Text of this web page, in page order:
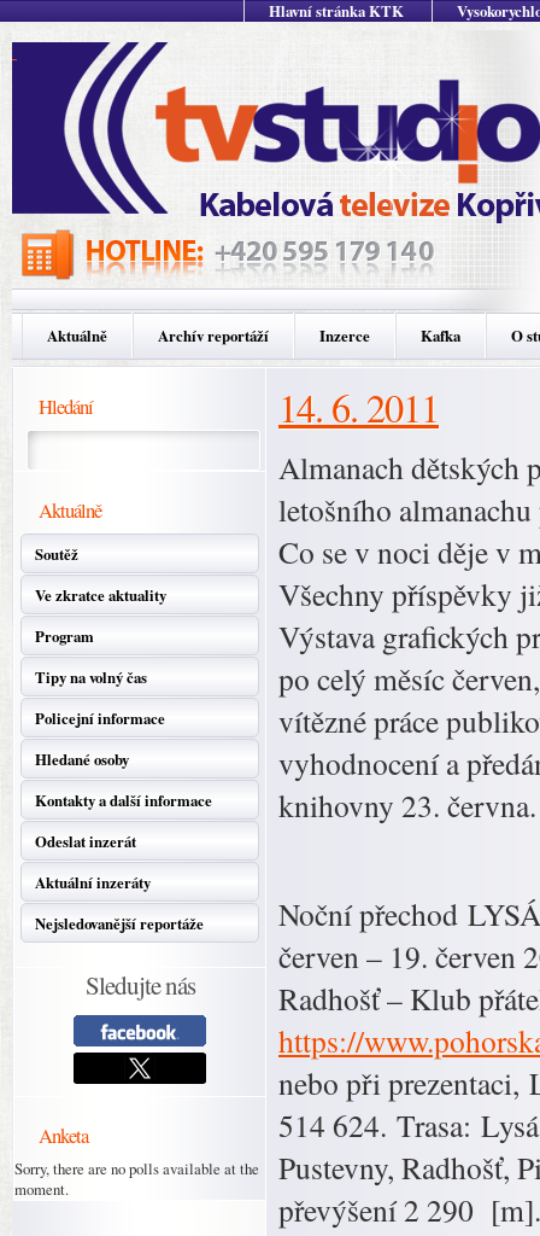
Hlavní stránka KTK
Aktuálně Archív reportáží Inzerce Kafka O
Hledání
Aktuálně
Soutěž
Ve zkratce aktuality
Program
Tipy na volný čas
Policejní informace
Hledané osoby
Kontakty a další informace
Odeslat inzerát
Aktuální inzeráty
Nejsledovanější reportáže
Sledujte nás
Anketa
Sorry, there are no polls available at the
moment.
14. 6. 2011
Almanach dětských
letošního
Co se v noci děje v
Všechny příspěvky
Výstava grafických
po celý měsíc
vítězné práce
vyhodnocení a
knihovny 23. června.
Noční přechod
červen – 19. červen
Radhošť – Klub
https://
nebo při prezentaci,
514 624. Trasa:
Pustevny, Radhošť,
převýšení 2 290 [m].